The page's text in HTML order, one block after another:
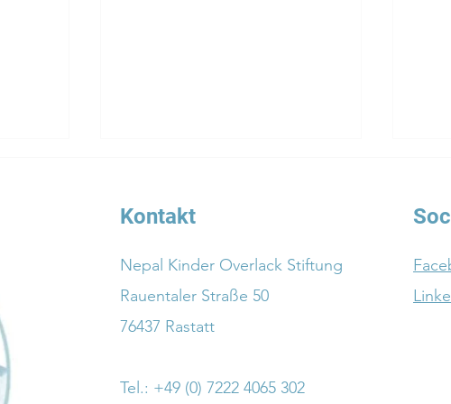
"Wie eine Rastatter Stiftung
Fachkräfte aus Nepal nach
Kontakt
Nepal Kinder Overlack Stiftung
Rauentaler Straße 50
76437 Rastatt
Tel.: +49 (0) 7222 4065 302